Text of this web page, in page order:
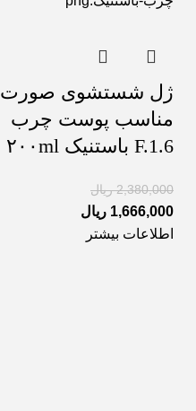
ژل شستشوی صورت
مناسب پوست چرب
F.1.6 باستنیک ۲۰۰ml
2,380,000 ریال
1,666,000 ریال
اطلاعات بیشتر